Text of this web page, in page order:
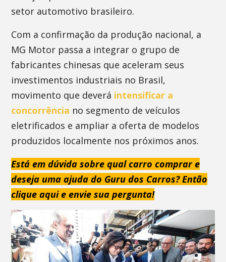
setor automotivo brasileiro.
Com a confirmação da produção nacional, a
MG Motor passa a integrar o grupo de
fabricantes chinesas que aceleram seus
investimentos industriais no Brasil,
movimento que deverá intensificar a
concorrência no segmento de veículos
eletrificados e ampliar a oferta de modelos
produzidos localmente nos próximos anos.
Está em dúvida sobre qual carro comprar e
deseja uma ajuda do Guru dos Carros? Então
clique aqui e envie sua pergunta!